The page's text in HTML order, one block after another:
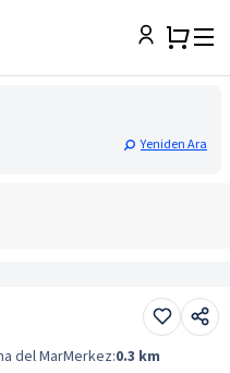
Yeniden Ara
del MarMerkez:0.3 km